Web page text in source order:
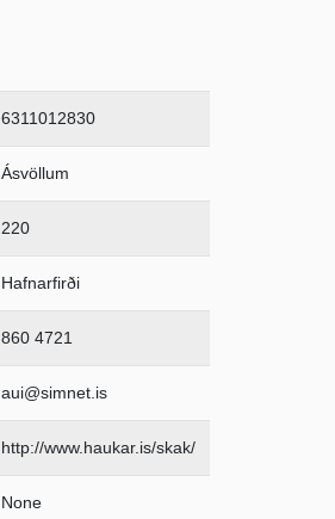
6311012830
Ásvöllum
220
Hafnarfirði
860 4721
aui@simnet.is
http://www.haukar.is/skak/
None